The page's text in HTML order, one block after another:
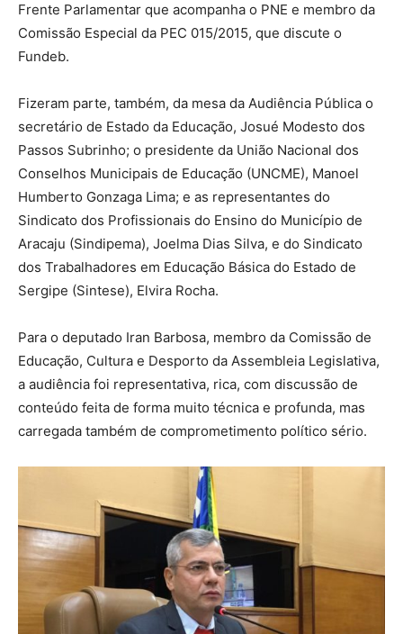
Frente Parlamentar que acompanha o PNE e membro da
Comissão Especial da PEC 015/2015, que discute o
Fundeb.
Fizeram parte, também, da mesa da Audiência Pública o
secretário de Estado da Educação, Josué Modesto dos
Passos Subrinho; o presidente da União Nacional dos
Conselhos Municipais de Educação (UNCME), Manoel
Humberto Gonzaga Lima; e as representantes do
Sindicato dos Profissionais do Ensino do Município de
Aracaju (Sindipema), Joelma Dias Silva, e do Sindicato
dos Trabalhadores em Educação Básica do Estado de
Sergipe (Sintese), Elvira Rocha.
Para o deputado Iran Barbosa, membro da Comissão de
Educação, Cultura e Desporto da Assembleia Legislativa,
a audiência foi representativa, rica, com discussão de
conteúdo feita de forma muito técnica e profunda, mas
carregada também de comprometimento político sério.